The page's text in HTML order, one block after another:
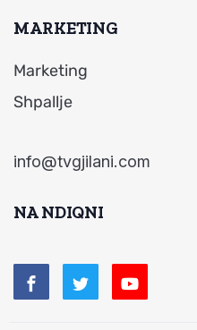
MARKETING
Marketing
Shpallje
info@tvgjilani.com
NA NDIQNI